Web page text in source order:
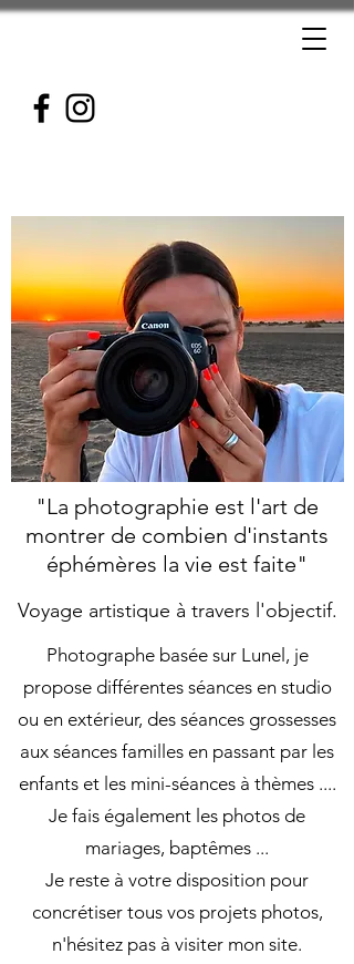
"La photographie est l'art de
montrer de combien d'instants
éphémères la vie est faite"
Voyage artistique à travers l'objectif.
Photographe basée sur Lunel, je
propose différentes séances en studio
ou en extérieur, des séances grossesses
aux séances familles en passant par les
enfants et les mini-séances à thèmes ....
Je fais également les photos de
mariages, baptêmes ...
Je reste à votre disposition pour
concrétiser tous vos projets photos,
n'hésitez pas à visiter mon site.